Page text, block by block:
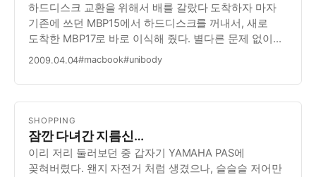
하드디스크 교환을 위해서 배를 갈랐다 도착하자 마자
기존에 쓰던 MBP15에서 하드디스크를 꺼내서, 새로
도착한 MBP17로 바로 이식해 줬다. 별다른 문제 없이
동작을 하는 듯 하다. 다만,
2009.04.04#macbook#unibody
SHOPPING
잠깐 다녀간 지름신…
이리 저리 둘러보던 중 갑자기 YAMAHA PAS에
꽂혀버렸다. 왠지 자전거 처럼 생겼으나, 슬슬슬 저어만